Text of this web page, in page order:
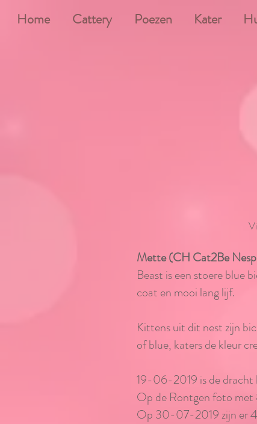
Home Cattery Poezen Kater
Mette (CH Cat2Be
Beast is een stoere blue
coat en mooi lang lijf.
Kittens uit dit nest zijn
of blue, katers de kleur
19-06-2019 is de dracht
Op de Rontgen foto met
Op 30-07-2019 zijn er 4